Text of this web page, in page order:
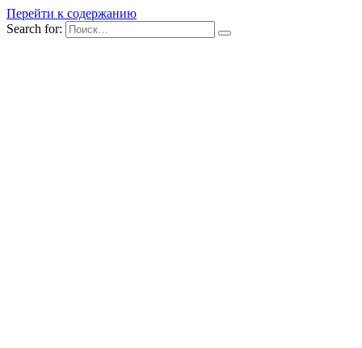
Перейти к содержанию
Search for: